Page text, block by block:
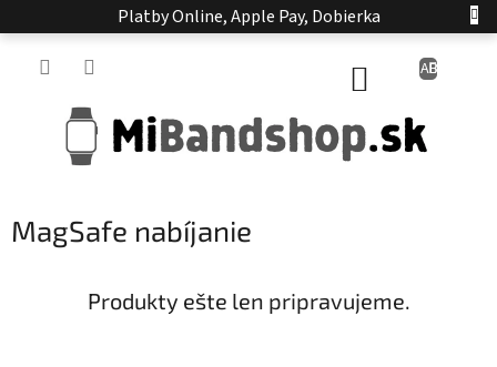
na
Platby Online, Apple Pay, Dobierka
NÁKUPNÝ
MagSafe nabíjanie
Produkty ešte len pripravujeme.